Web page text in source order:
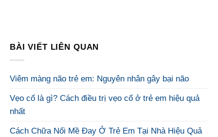
BÀI VIẾT LIÊN QUAN
Viêm màng não trẻ em: Nguyên nhân gây bại não
Vẹo cổ là gì? Cách điều trị vẹo cổ ở trẻ em hiệu quả
nhất
Cách Chữa Nổi Mề Đay Ở Trẻ Em Tại Nhà Hiệu Quả